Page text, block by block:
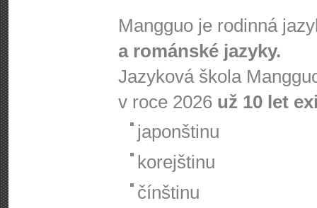
Mangguo je rodinná
a románské jazyky.
Jazyková škola
v roce 2026 už 10 let
japonštinu
korejštinu
čínštinu